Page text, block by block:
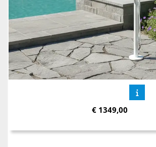
€ 1349,00